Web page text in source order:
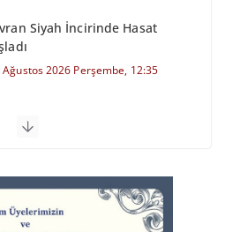
Siyah İncirinde Hasat
Ağustos 2026 Perşembe, 12:35
Şarampole Devrildi
Sevdası İçin
Tek Yürek